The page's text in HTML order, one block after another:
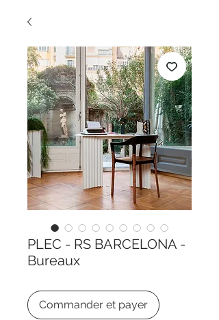
PLEC - RS BARCELONA -
Bureaux
Commander et payer